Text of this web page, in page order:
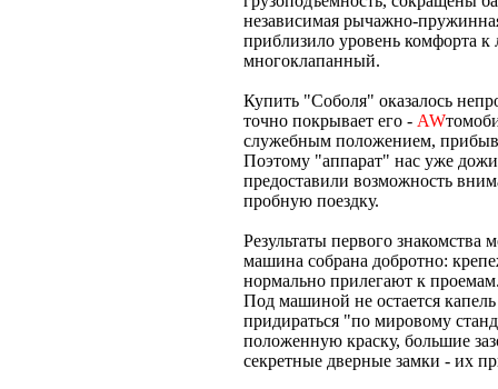
независимая рычажно-
приблизило уровень комфорта
многоклапанный.
Купить "Соболя" оказалось
точно покрывает его - AW
служебным положением,
Поэтому "аппарат" нас уже
предоставили возможность
пробную поездку.
Результаты первого
машина собрана добротно:
нормально прилегают к
Под машиной не остается
придираться "по мировому
положенную краску, большие
секретные дверные замки - их